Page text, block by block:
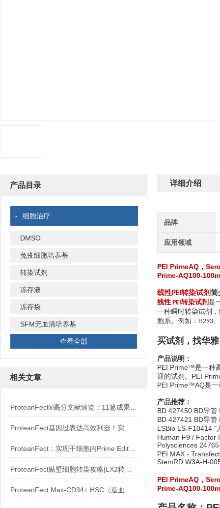
产品目录
- 细胞治疗
DMSO
免疫细胞培养基
转染试剂
冻存液
冻存袋
SFM无血清培养基
查看全部
相关文章
详细介绍
品牌
应用领域
PEI PrimeAQ，
Prime-AQ100-
线性PEI转染试剂简
线性PEI转染试剂是
一种瞬时转染试剂
胞系。例如： H293、
买试剂，找华
产品说明：
PEI Prime™️是一种
迎的试剂。PEI
PEI Prime™️AQ是
产品推荐：
BD 427450 BD导
BD 427421 BD导
LSBio LS-F10414 "
Human F9 / Factor
Polysciences
PEI MAX -
StemRD W3A-H-
PEI PrimeAQ，
Prime-AQ100-